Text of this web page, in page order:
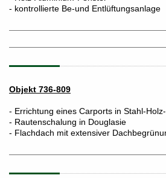
- kontrollierte Be-und Entlüftungsanlage
Objekt 736-809
- Errichtung eines Carports in Stahl-
- Rautenschalung in Douglasie
- Flachdach mit extensiver